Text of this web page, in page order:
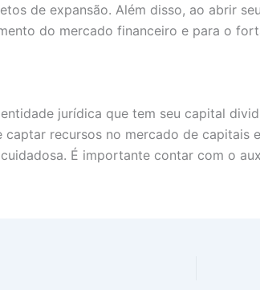
de expansão. Além disso, ao abrir
do mercado financeiro e para o
jurídica que tem seu capital
recursos no mercado de
É importante contar com o